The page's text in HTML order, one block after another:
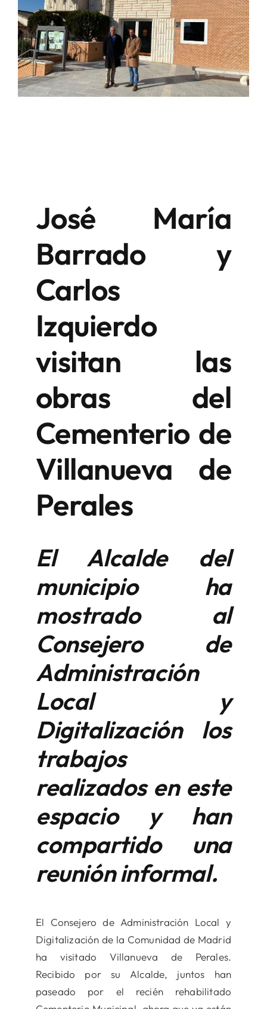
José María
Barrado y
Carlos
Izquierdo
visitan las
obras del
Cementerio de
Villanueva de
Perales
El Alcalde del
municipio ha
mostrado al
Consejero de
Administración
Local y
Digitalización los
trabajos
realizados en este
espacio y han
compartido una
reunión informal.
El Consejero de Administración Local y
Digitalización de la Comunidad de Madrid
ha visitado Villanueva de Perales.
Recibido por su Alcalde, juntos han
paseado por el recién rehabilitado